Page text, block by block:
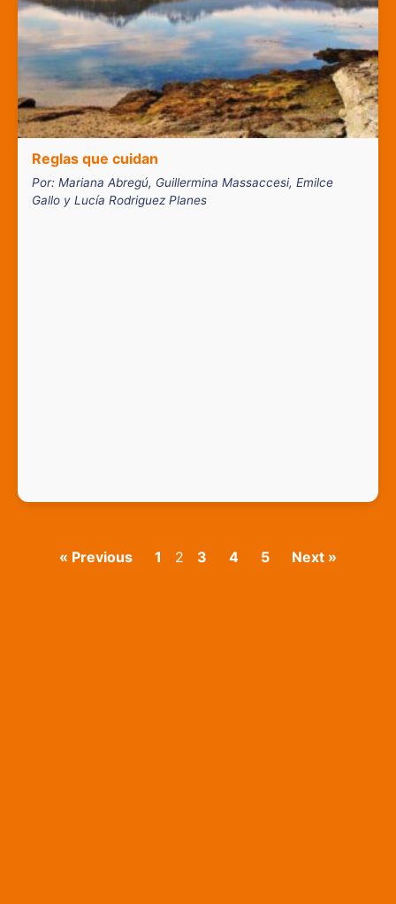
Reglas que cuidan
Por: Mariana Abregú, Guillermina Massaccesi, Emilce
Gallo y Lucía Rodriguez Planes
« Previous 1 2 3 4 5 Next »